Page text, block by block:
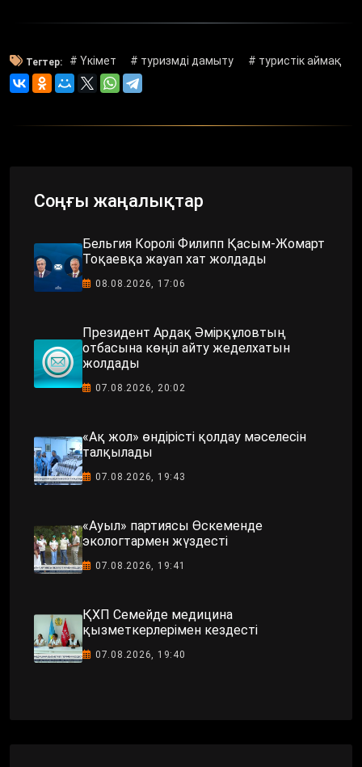
Тегтер: # Үкімет # туризмді дамыту # туристік аймақ
Соңғы жаңалықтар
Бельгия Королі Филипп Қасым-Жомарт
Тоқаевқа жауап хат жолдады
08.08.2026, 17:06
Президент Ардақ Әмірқұловтың
отбасына көңіл айту жеделхатын
жолдады
07.08.2026, 20:02
«Ақ жол» өндірісті қолдау мәселесін
талқылады
07.08.2026, 19:43
«Ауыл» партиясы Өскеменде
экологтармен жүздесті
07.08.2026, 19:41
ҚХП Семейде медицина
қызметкерлерімен кездесті
07.08.2026, 19:40